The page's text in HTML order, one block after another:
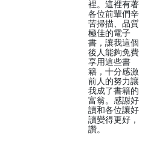
裡。這裡有著
各位前輩們辛
苦掃描、品質
極佳的電子
書，讓我這個
後人能夠免費
享用這些書
籍，十分感激
前人的努力讓
我成了書籍的
富翁。感謝好
讀和各位讓好
讀變得更好，
讚。